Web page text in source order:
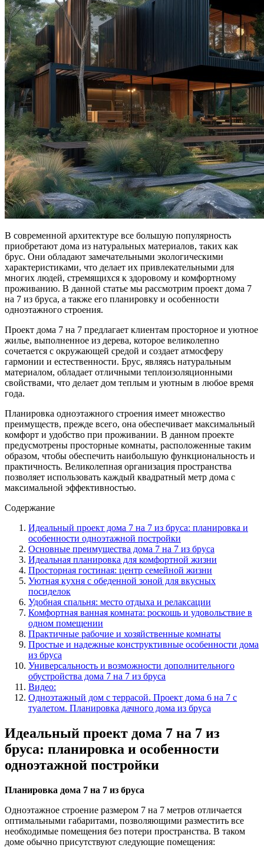
В современной архитектуре все большую популярность
приобретают дома из натуральных материалов, таких как
брус. Они обладают замечательными экологическими
характеристиками, что делает их привлекательными для
многих людей, стремящихся к здоровому и комфортному
проживанию. В данной статье мы рассмотрим проект дома 7
на 7 из бруса, а также его планировку и особенности
одноэтажного строения.
Проект дома 7 на 7 предлагает клиентам просторное и уютное
жилье, выполненное из дерева, которое великолепно
сочетается с окружающей средой и создает атмосферу
гармонии и естественности. Брус, являясь натуральным
материалом, обладает отличными теплоизоляционными
свойствами, что делает дом теплым и уютным в любое время
года.
Планировка одноэтажного строения имеет множество
преимуществ, прежде всего, она обеспечивает максимальный
комфорт и удобство при проживании. В данном проекте
предусмотрены просторные комнаты, расположенные таким
образом, чтобы обеспечить наибольшую функциональность и
практичность. Великолепная организация пространства
позволяет использовать каждый квадратный метр дома с
максимальной эффективностью.
Содержание
Идеальный проект дома 7 на 7 из бруса: планировка и
особенности одноэтажной постройки
Основные преимущества дома 7 на 7 из бруса
Идеальная планировка для комфортной жизни
Просторная гостиная: центр семейной жизни
Уютная кухня с обеденной зоной для вкусных
посиделок
Удобная спальня: место отдыха и релаксации
Комфортная ванная комната: роскошь и удовольствие в
одном помещении
Практичные рабочие и хозяйственные комнаты
Простые и надежные конструктивные особенности дома
из бруса
Универсальность и возможности дополнительного
обустройства дома 7 на 7 из бруса
Видео:
Одноэтажный дом с террасой. Проект дома 6 на 7 с
туалетом. Планировка дачного дома из бруса
Идеальный проект дома 7 на 7 из
бруса: планировка и особенности
одноэтажной постройки
Планировка дома 7 на 7 из бруса
Одноэтажное строение размером 7 на 7 метров отличается
оптимальными габаритами, позволяющими разместить все
необходимые помещения без потери пространства. В таком
доме обычно присутствуют следующие помещения: